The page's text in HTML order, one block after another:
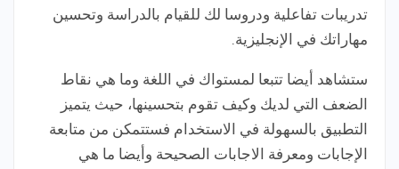
تدريبات تفاعلية ودروسا لك للقيام بالدراسة وتحسين
مهاراتك في الإنجليزية.
ستشاهد أيضا تتبعا لمستواك في اللغة وما هي نقاط
الضعف التي لديك وكيف تقوم بتحسينها، حيث يتميز
التطبيق بالسهولة في الاستخدام فستتمكن من متابعة
الإجابات ومعرفة الاجابات الصحيحة وأيضا ما هي